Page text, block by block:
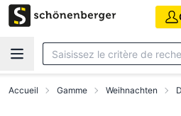
Aller au contenu principal
Accueil Gamme Weihnachten